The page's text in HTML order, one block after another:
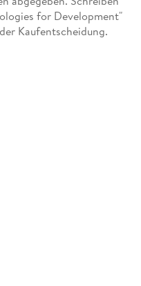
for Development"
Kaufentscheidung.